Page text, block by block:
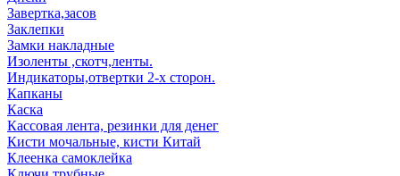
Завертка,засов
Заклепки
Замки накладные
Изоленты ,скотч,ленты.
Индикаторы,отвертки 2-х сторон.
Капканы
Каска
Кассовая лента, резинки для денег
Кисти мочальные, кисти Китай
Клеенка самоклейка